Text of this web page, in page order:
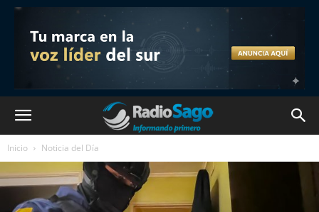
Inicio Noticia del Día